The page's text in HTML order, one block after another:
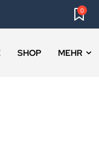
0
SHOP MEHR